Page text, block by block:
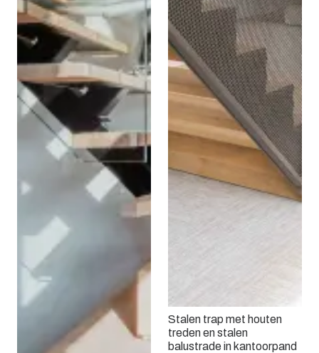
Stalen trap met houten
treden en stalen
balustrade in kantoorpand